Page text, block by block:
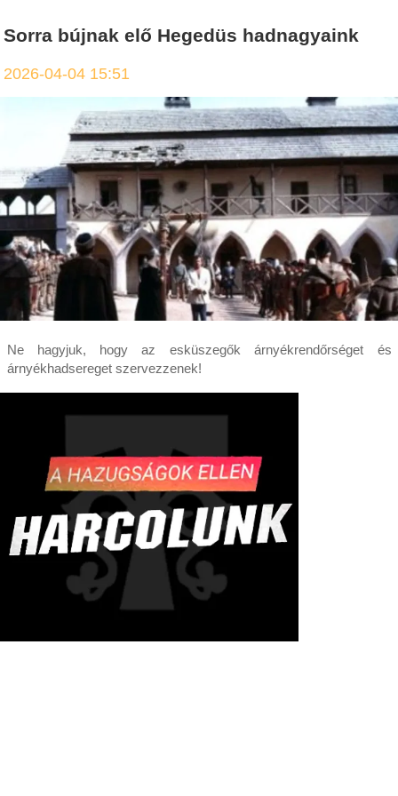
Sorra bújnak elő Hegedüs hadnagyaink
2026-04-04 15:51
Ne hagyjuk, hogy az esküszegők árnyékrendőrséget és
árnyékhadsereget szervezzenek!